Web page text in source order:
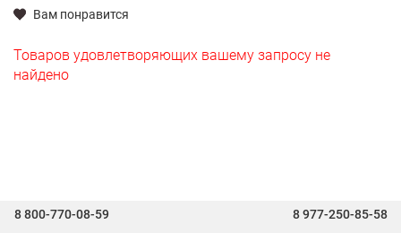
Вам понравится
Товаров удовлетворяющих вашему запросу не
найдено
8 800-770-08-59
8 977-250-85-58